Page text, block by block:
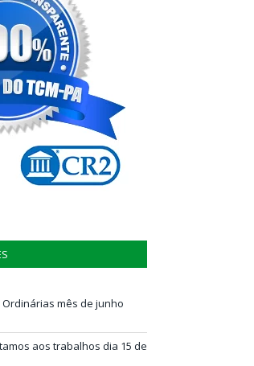
mês de junho
aos trabalhos dia 15 de